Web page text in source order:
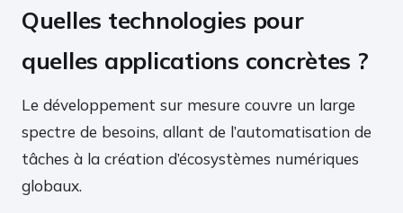
Quelles technologies pour
quelles applications concrètes ?
Le développement sur mesure couvre un large
spectre de besoins, allant de l’automatisation de
tâches à la création d’écosystèmes numériques
globaux.